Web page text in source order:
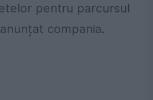
pentru parcursul
compania.